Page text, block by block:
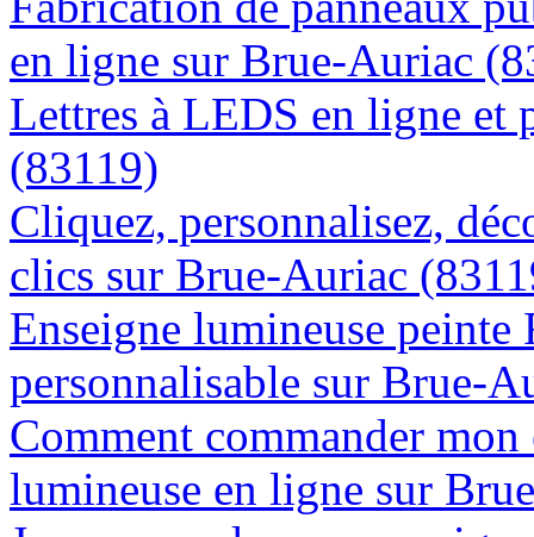
en ligne sur Brue-Auriac
Lettres à LEDS en ligne et
(83119)
Cliquez, personnalisez,
clics sur Brue-Auriac
Enseigne lumineuse
personnalisable sur Brue-
Comment commander
lumineuse en ligne sur